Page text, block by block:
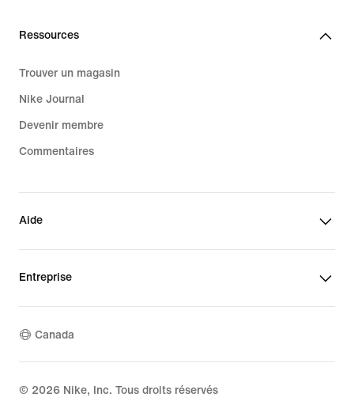
capuche et autres articles des Spurs,
et n'oubliez pas de jeter un coup d'œil
de fan NBA
dernière sélection de vêtements de
Ressources
Trouver un magasin
Nike Journal
Devenir membre
Commentaires
Aide
Entreprise
Canada
© 2026 Nike, Inc. Tous droits réservés